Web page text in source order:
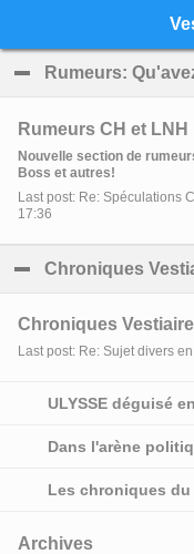
Rumeurs:
Rumeurs CH et LNH
Nouvelle section de
Boss et autres!
Last post: Re: Spéculations
17:36
Chroniques
Chroniques
Last post: Re: Sujet divers
Dans l'arène
Les chroniques du
Archives